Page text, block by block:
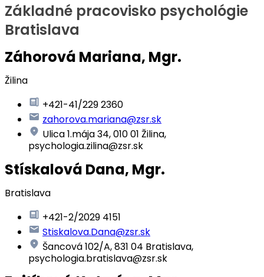
Základné pracovisko psychológie
Bratislava
Záhorová Mariana, Mgr.
Žilina
+421-41/229 2360
zahorova.mariana@zsr.sk
Ulica 1.mája 34, 010 01 Žilina,
psychologia.zilina@zsr.sk
Stískalová Dana, Mgr.
Bratislava
+421-2/2029 4151
Stiskalova.Dana@zsr.sk
Šancová 102/A, 831 04 Bratislava,
psychologia.bratislava@zsr.sk